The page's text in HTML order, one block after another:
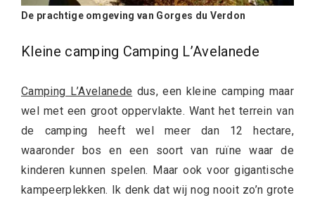
De prachtige omgeving van Gorges du Verdon
Kleine camping Camping L’Avelanede
Camping L’Avelanede dus, een kleine camping maar
wel met een groot oppervlakte. Want het terrein van
de camping heeft wel meer dan 12 hectare,
waaronder bos en een soort van ruïne waar de
kinderen kunnen spelen. Maar ook voor gigantische
kampeerplekken. Ik denk dat wij nog nooit zo’n grote